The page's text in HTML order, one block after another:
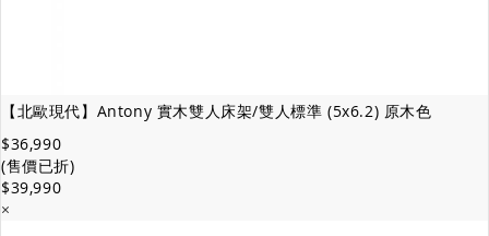
【北歐現代】Antony 實木雙人床架/雙人標準 (5x6.2) 原木色
$36,990
(售價已折)
$39,990
×